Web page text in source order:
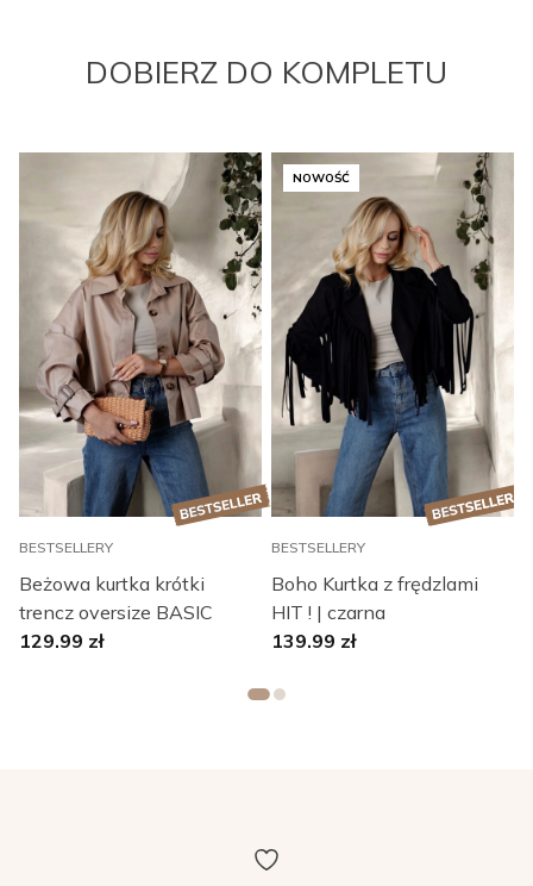
DOBIERZ DO KOMPLETU
BESTSELLERY
Beżowa kurtka krótki
trencz oversize BASIC
129.99 zł
NOWOŚĆ
BESTSELLERY
Boho Kurtka z frędzlami
HIT ! | czarna
139.99 zł